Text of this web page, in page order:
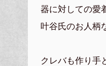
器に対しての愛
叶谷氏のお人柄
クレバも作り手